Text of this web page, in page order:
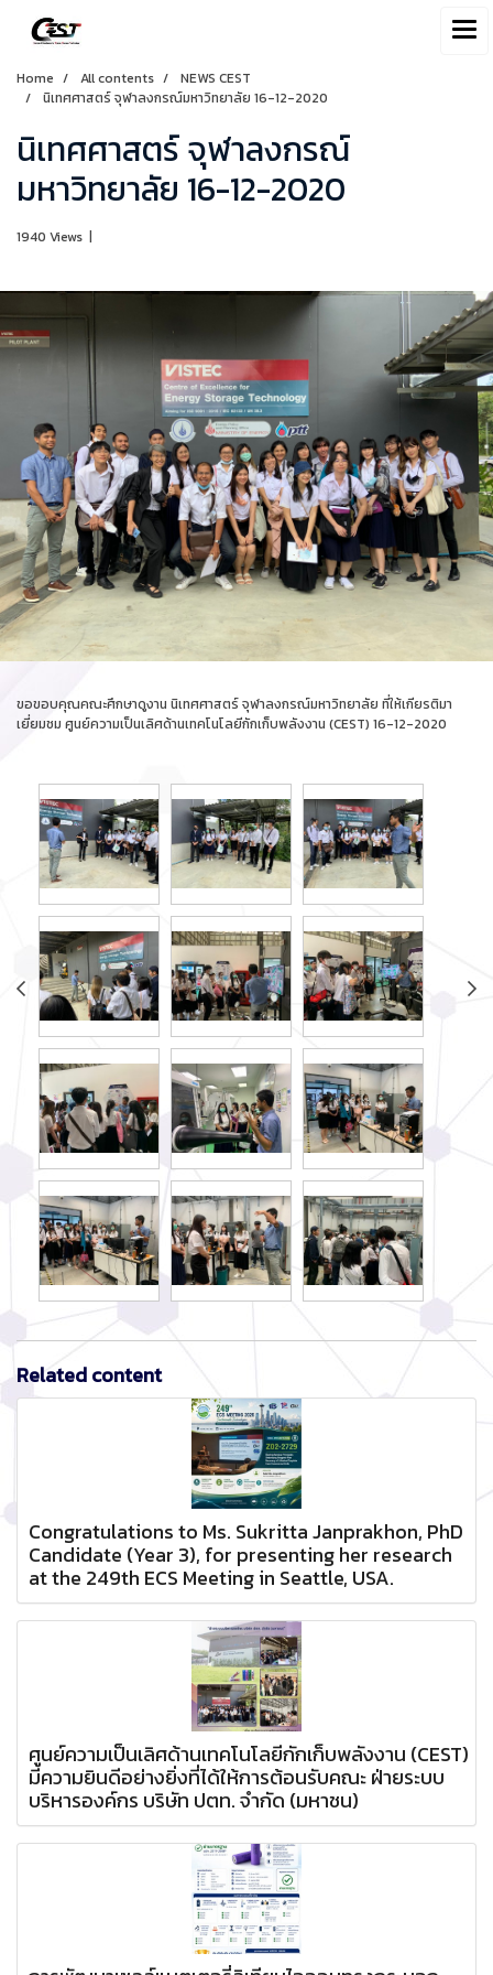
Home All contents
NEWS CEST
นิเทศศาสตร์ จุฬาลงกรณ์มหาวิทยาลัย 16-12-2020
นิเทศศาสตร์ จุฬาลงกรณ์
มหาวิทยาลัย 16-12-2020
1940 Views |
ขอขอบคุณคณะศึกษาดูงาน นิเทศศาสตร์ จุฬาลงกรณ์มหาวิทยาลัย ที่ให้เกียรติมา
เยี่ยมชม ศูนย์ความเป็นเลิศด้านเทคโนโลยีกักเก็บพลังงาน (CEST) 16-12-2020
Related content
Congratulations to Ms. Sukritta Janprakhon, PhD
Candidate (Year 3), for presenting her research
at the 249th ECS Meeting in Seattle, USA.
ศูนย์ความเป็นเลิศด้านเทคโนโลยีกักเก็บพลังงาน (CEST)
มีความยินดีอย่างยิ่งที่ได้ให้การต้อนรับคณะ ฝ่ายระบบ
บริหารองค์กร บริษัท ปตท. จำกัด (มหาชน)